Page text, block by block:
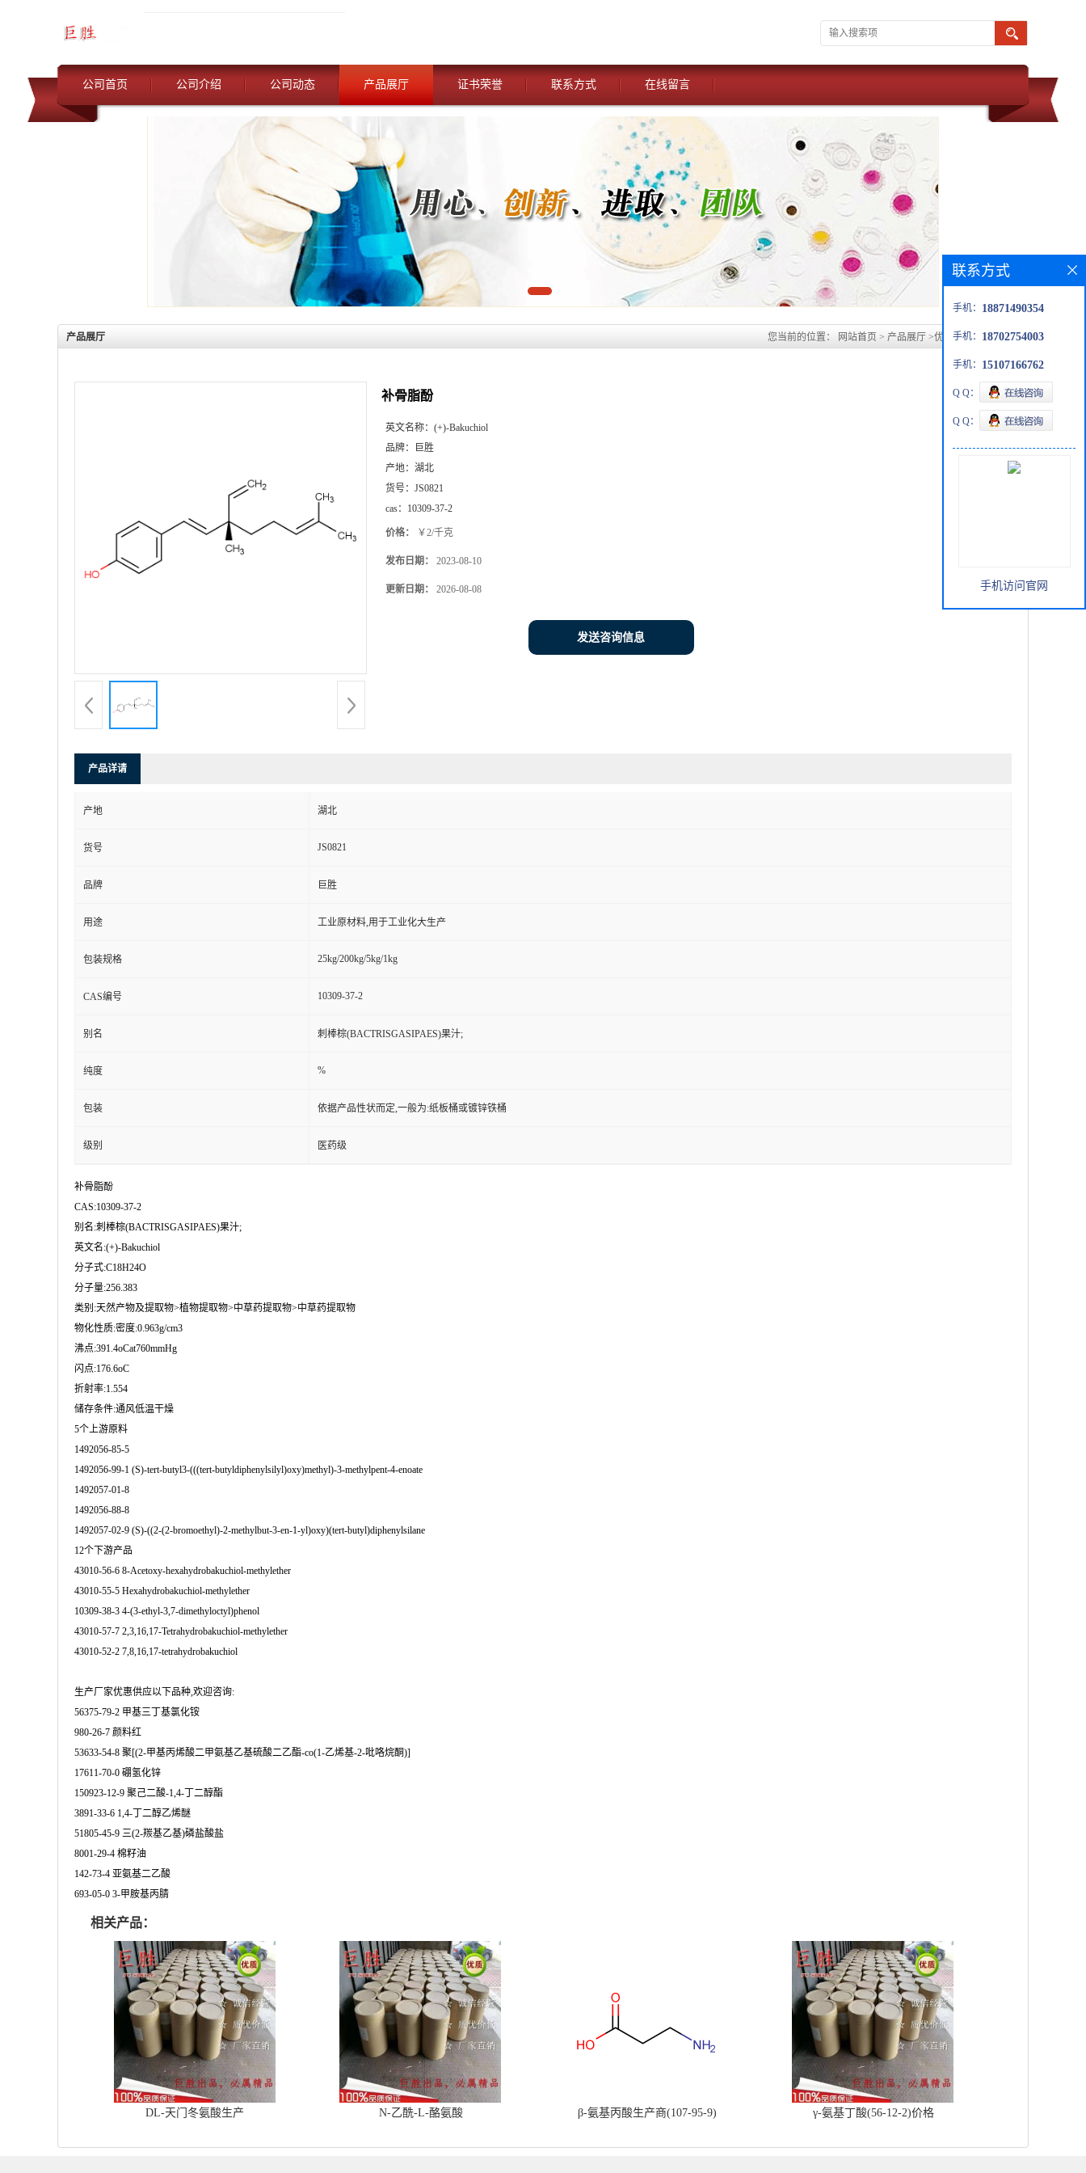
公司首页 公司介绍 公司动态 产品展厅 证书荣誉 联系方式 在线留言
产品展厅 您当前的位置： 网站首页 > 产品展厅 >优势品种> 补骨脂酚
补骨脂酚
英文名称： (+)-Bakuchiol
品牌：
巨胜
产地： 湖北
货号： JS0821
cas： 10309-37-2
价格： ￥2/千克
发布日期： 2023-08-10
更新日期： 2026-08-08
发送咨询信息
产品详请
产地 湖北
货号 JS0821
品牌 巨胜
用途 工业原材料,用于工业化大生产
包装规格 25kg/200kg/5kg/1kg
CAS编号 10309-37-2
别名 刺棒棕(BACTRISGASIPAES)果汁;
纯度 %
包装 依据产品性状而定,一般为:纸板桶或镀锌铁桶
级别 医药级
补骨脂酚
CAS:10309-37-2
别名:刺棒棕(BACTRISGASIPAES)果汁;
英文名:(+)-Bakuchiol
分子式:C18H24O
分子量:256.383
类别:天然产物及提取物>植物提取物>中草药提取物>中草药提取物
物化性质:密度:0.963g/cm3
沸点:391.4oCat760mmHg
闪点:176.6oC
折射率:1.554
储存条件:通风低温干燥
5个上游原料
1492056-85-5
1492056-99-1 (S)-tert-butyl3-(((tert-butyldiphenylsilyl)oxy)methyl)-3-methylpent-4-enoate
1492057-01-8
1492056-88-8
1492057-02-9 (S)-((2-(2-bromoethyl)-2-methylbut-3-en-1-yl)oxy)(tert-butyl)diphenylsilane
12个下游产品
43010-56-6 8-Acetoxy-hexahydrobakuchiol-methylether
43010-55-5 Hexahydrobakuchiol-methylether
10309-38-3 4-(3-ethyl-3,7-dimethyloctyl)phenol
43010-57-7 2,3,16,17-Tetrahydrobakuchiol-methylether
43010-52-2 7,8,16,17-tetrahydrobakuchiol
生产厂家优惠供应以下品种,欢迎咨询:
56375-79-2 甲基三丁基氯化铵
980-26-7 颜料红
53633-54-8 聚[(2-甲基丙烯酸二甲氨基乙基硫酸二乙酯-co(1-乙烯基-2-吡咯烷酮)]
17611-70-0 硼氢化锌
150923-12-9 聚己二酸-1,4-丁二醇酯
3891-33-6 1,4-丁二醇乙烯醚
51805-45-9 三(2-羰基乙基)磷盐酸盐
8001-29-4 棉籽油
142-73-4 亚氨基二乙酸
693-05-0 3-甲胺基丙腈
相关产品：
DL-天门冬氨酸生产 N-乙酰-L-酪氨酸 β-氨基丙酸生产商(107-95-9) γ-氨基丁酸(56-12-2)价格
联系方式
手机： 18871490354
手机： 18702754003
手机： 15107166762
Q Q：
Q Q：
手机访问官网